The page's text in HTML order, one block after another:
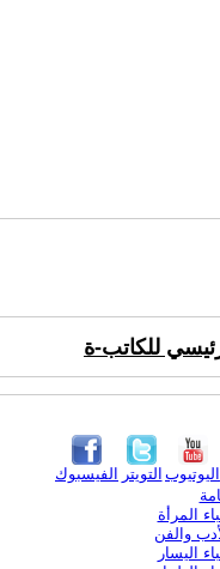
للكاتب-ة
الفيسبوك التويتر اليوتيوب
المرأة
والفن
اليسار